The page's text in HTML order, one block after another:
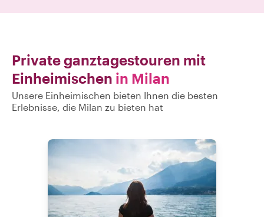
Private ganztagestouren mit
Einheimischen in Milan
Unsere Einheimischen bieten Ihnen die besten
Erlebnisse, die Milan zu bieten hat